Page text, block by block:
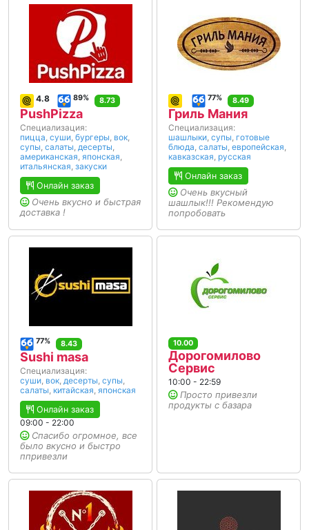
4.8 89% 8.73
PushPizza
Специализация:
пицца, суши, бургеры, вок,
супы, салаты, десерты,
американская, японская,
итальянская, закуски
Онлайн заказ
Очень вкусно и быстрая
доставка !
77% 8.49
Гриль Мания
Специализация:
шашлыки, супы, готовые
блюда, салаты, европейская,
кавказская, русская
Онлайн заказ
Очень вкусный
шашлык!!! Рекомендую
попробовать
77% 8.43
Sushi masa
Специализация:
суши, вок, десерты, супы,
салаты, китайская, японская
Онлайн заказ
09:00 - 22:00
Спасибо огромное, все
было вкусно и быстро
ппривезли
10.00
Дорогомилово
Сервис
10:00 - 22:59
Просто привезли
продукты с базара